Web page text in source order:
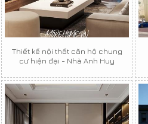
Thiết kế nội thất căn hộ chung
cư hiện đại - Nhà Anh Huy